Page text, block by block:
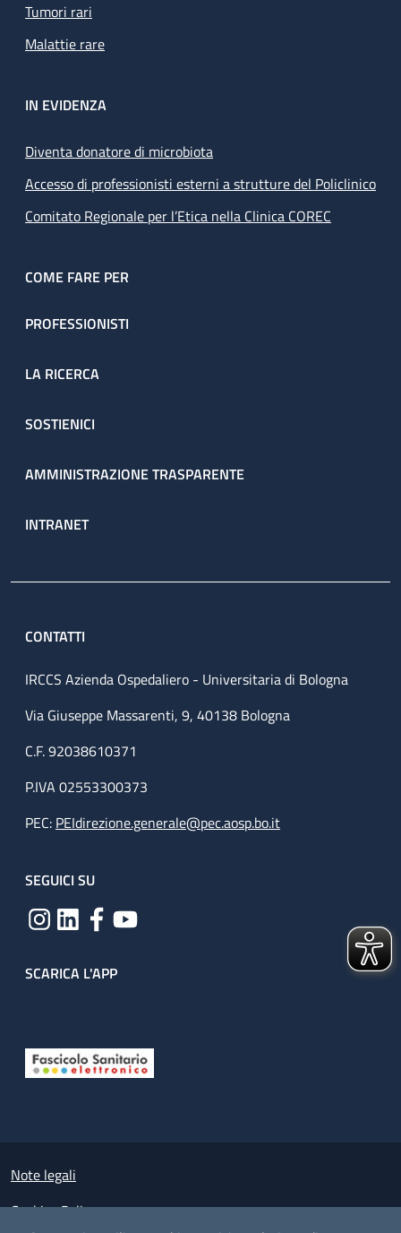
Tumori rari
Malattie rare
IN EVIDENZA
Diventa donatore di microbiota
Accesso di professionisti esterni a strutture del Policlinico
Comitato Regionale per l’Etica nella Clinica COREC
COME FARE PER
PROFESSIONISTI
LA RICERCA
SOSTIENICI
AMMINISTRAZIONE TRASPARENTE
INTRANET
CONTATTI
IRCCS Azienda Ospedaliero - Universitaria di Bologna
Via Giuseppe Massarenti, 9, 40138 Bologna
C.F. 92038610371
P.IVA 02553300373
PEC: PEIdirezione.generale@pec.aosp.bo.it
SEGUICI SU
SCARICA L'APP
Small prints
Note legali
Cookies Policy